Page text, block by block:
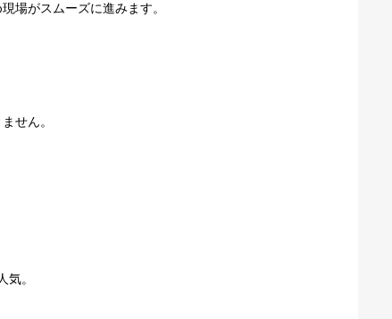
場がスムーズに進みます。
せん。
。